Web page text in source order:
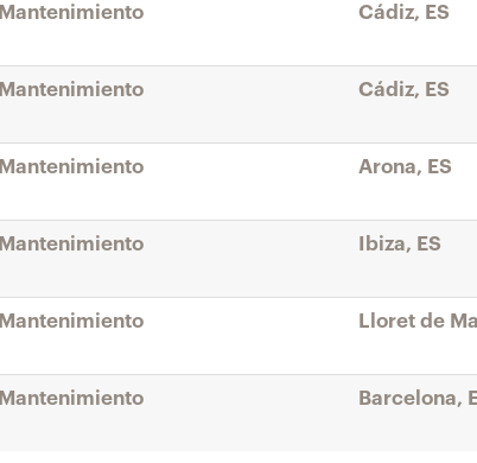
Mantenimiento Cádiz, ES
Mantenimiento Cádiz, ES
Mantenimiento Arona, ES
Mantenimiento Ibiza, ES
Mantenimiento Lloret de
Mantenimiento Barcelona,